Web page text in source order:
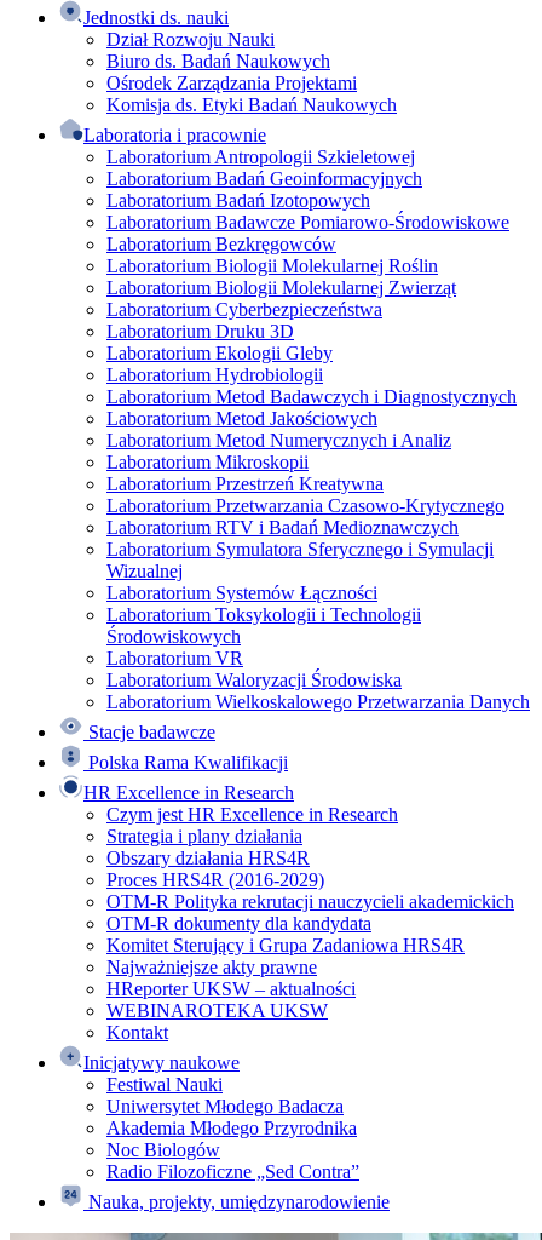
Jednostki ds. nauki
Dział Rozwoju Nauki
Biuro ds. Badań Naukowych
Ośrodek Zarządzania Projektami
Komisja ds. Etyki Badań Naukowych
Laboratoria i pracownie
Laboratorium Antropologii Szkieletowej
Laboratorium Badań Geoinformacyjnych
Laboratorium Badań Izotopowych
Laboratorium Badawcze Pomiarowo-Środowiskowe
Laboratorium Bezkręgowców
Laboratorium Biologii Molekularnej Roślin
Laboratorium Biologii Molekularnej Zwierząt
Laboratorium Cyberbezpieczeństwa
Laboratorium Druku 3D
Laboratorium Ekologii Gleby
Laboratorium Hydrobiologii
Laboratorium Metod Badawczych i Diagnostycznych
Laboratorium Metod Jakościowych
Laboratorium Metod Numerycznych i Analiz
Laboratorium Mikroskopii
Laboratorium Przestrzeń Kreatywna
Laboratorium Przetwarzania Czasowo-Krytycznego
Laboratorium RTV i Badań Medioznawczych
Laboratorium Symulatora Sferycznego i Symulacji
Wizualnej
Laboratorium Systemów Łączności
Laboratorium Toksykologii i Technologii
Środowiskowych
Laboratorium VR
Laboratorium Waloryzacji Środowiska
Laboratorium Wielkoskalowego Przetwarzania Danych
Stacje badawcze
Polska Rama Kwalifikacji
HR Excellence in Research
Czym jest HR Excellence in Research
Strategia i plany działania
Obszary działania HRS4R
Proces HRS4R (2016-2029)
OTM-R Polityka rekrutacji nauczycieli akademickich
OTM-R dokumenty dla kandydata
Komitet Sterujący i Grupa Zadaniowa HRS4R
Najważniejsze akty prawne
HReporter UKSW – aktualności
WEBINAROTEKA UKSW
Kontakt
Inicjatywy naukowe
Festiwal Nauki
Uniwersytet Młodego Badacza
Akademia Młodego Przyrodnika
Noc Biologów
Radio Filozoficzne „Sed Contra”
Nauka, projekty, umiędzynarodowienie